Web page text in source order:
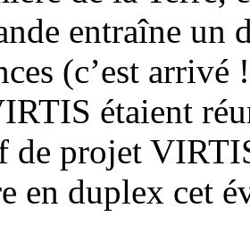
entraîne un
(c’est
étaient
de projet
en duplex cet